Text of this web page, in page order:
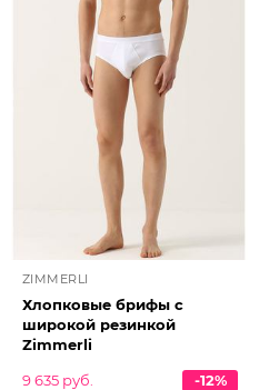
ZIMMERLI
Хлопковые брифы с
широкой резинкой
Zimmerli
9 635 руб.
-12%